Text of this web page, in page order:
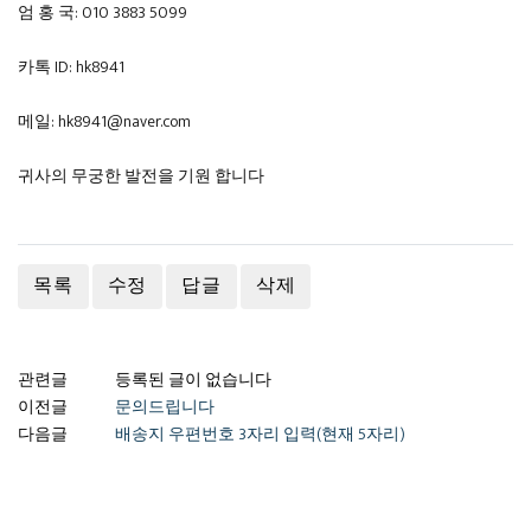
엄 홍 국: 010 3883 5099
카톡 ID: hk8941
메일: hk8941@naver.com
귀사의 무궁한 발전을 기원 합니다
목록 수정 답글 삭제
관련글
등록된 글이 없습니다
이전글
문의드립니다
다음글
배송지 우편번호 3자리 입력(현재 5자리)